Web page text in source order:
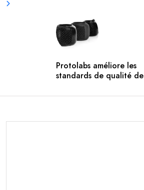
Protolabs améliore les
standards de qualité de